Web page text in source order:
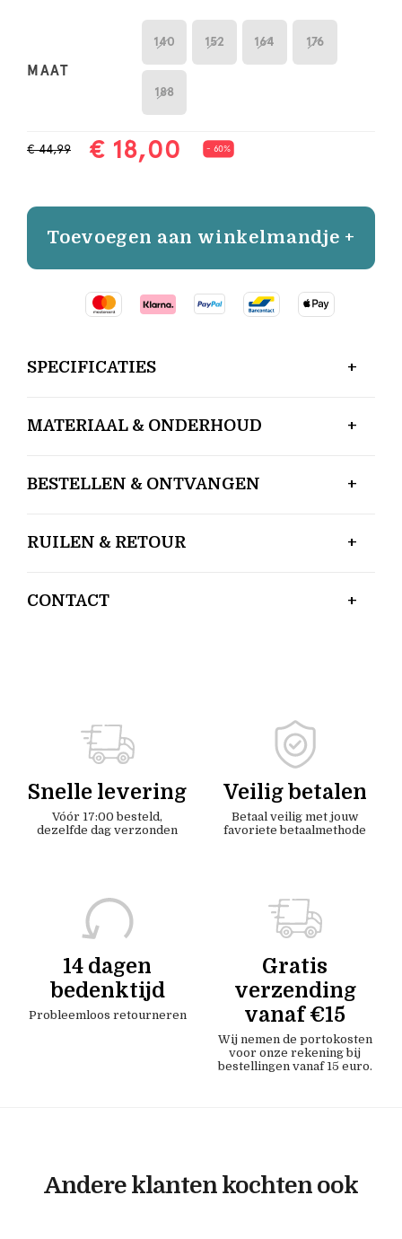
MAAT
140 152 164 176
188
€ 44,99 € 18,00 - 60%
Toevoegen aan winkelmandje +
SPECIFICATIES
MATERIAAL & ONDERHOUD
BESTELLEN & ONTVANGEN
RUILEN & RETOUR
CONTACT
Snelle levering
Vóór 17:00 besteld,
dezelfde dag verzonden
Veilig betalen
Betaal veilig met jouw
favoriete betaalmethode
14 dagen
bedenktijd
Probleemloos retourneren
Gratis
verzending
vanaf €15
Wij nemen de portokosten
voor onze rekening bij
bestellingen vanaf 15 euro.
Andere klanten kochten ook